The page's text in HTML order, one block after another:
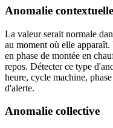
Anomalie contextuelle
La valeur serait normale
au moment où elle
en phase de montée en
repos. Détecter ce type
heure, cycle machine,
d'alerte.
Anomalie collective